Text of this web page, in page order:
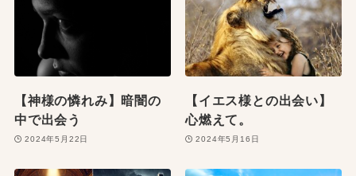
【神様の憐れみ】暗闇の
中で出会う
2024年5月22日
【イエス様との出会い】
心燃えて。
2024年5月16日